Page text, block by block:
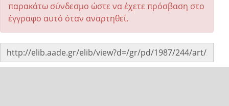
παρακάτω σύνδεσμο ώστε να έχετε πρόσβαση στο
έγγραφο αυτό όταν αναρτηθεί.